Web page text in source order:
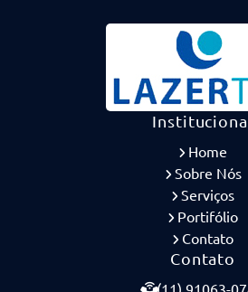
Home
Sobre Nós
Serviços
Portifólio
Contato
Contato
(11) 91063-